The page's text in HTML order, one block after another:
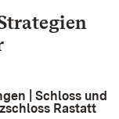
| Schloss und
Rastatt